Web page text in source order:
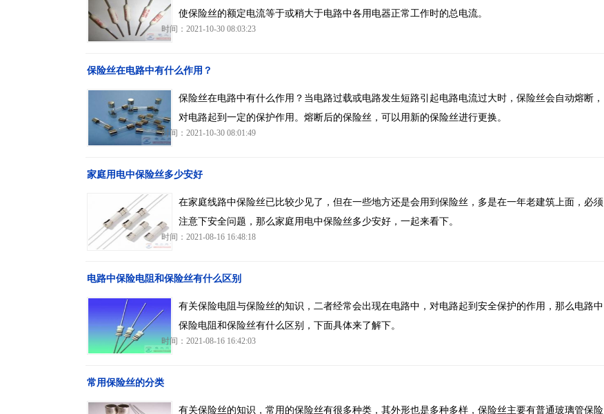
使保险丝的额定电流等于或稍大于电路中各用电器正常工作时的总电流。
时间：2021-10-30 08:03:23
保险丝在电路中有什么作用？
保险丝在电路中有什么作用？当电路过载或电路发生短路引起电路电流过大时，保险丝会自动熔断，
对电路起到一定的保护作用。熔断后的保险丝，可以用新的保险丝进行更换。
时间：2021-10-30 08:01:49
家庭用电中保险丝多少安好
在家庭线路中保险丝已比较少见了，但在一些地方还是会用到保险丝，多是在一年老建筑上面，必须
注意下安全问题，那么家庭用电中保险丝多少安好，一起来看下。
时间：2021-08-16 16:48:18
电路中保险电阻和保险丝有什么区别
有关保险电阻与保险丝的知识，二者经常会出现在电路中，对电路起到安全保护的作用，那么电路中
保险电阻和保险丝有什么区别，下面具体来了解下。
时间：2021-08-16 16:42:03
常用保险丝的分类
有关保险丝的知识，常用的保险丝有很多种类，其外形也是多种多样，保险丝主要有普通玻璃管保险